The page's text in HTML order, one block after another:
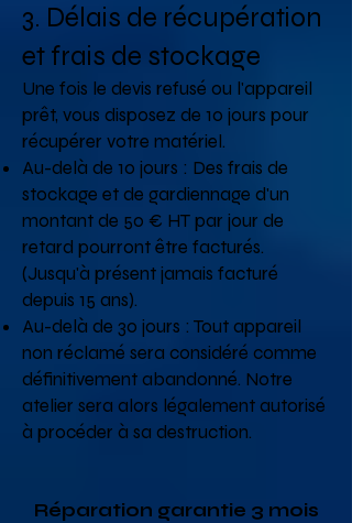
3. Délais de récupération
et frais de stockage
Une fois le devis refusé ou l'appareil
prêt, vous disposez de 10 jours pour
récupérer votre matériel.
Au-delà de 10 jours : Des frais de
stockage et de gardiennage d'un
montant de 50 € HT par jour de
retard pourront être facturés.
(Jusqu'à présent jamais facturé
depuis 15 ans).
Au-delà de 30 jours : Tout appareil
non réclamé sera considéré comme
définitivement abandonné. Notre
atelier sera alors légalement autorisé
à procéder à sa destruction.
Réparation garantie 3 mois